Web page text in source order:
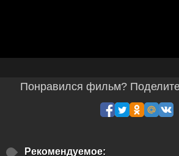
Понравился фильм?
Рекомендуемое: